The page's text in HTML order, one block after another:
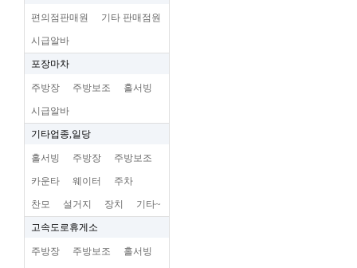
편의점판매원 기타 판매점원
시급알바
포장마차
주방장 주방보조 홀서빙
시급알바
기타업종,일당
홀서빙 주방장 주방보조
카운타 웨이터 주차
찬모 설거지 장치 기타~
고속도로휴게소
주방장 주방보조 홀서빙